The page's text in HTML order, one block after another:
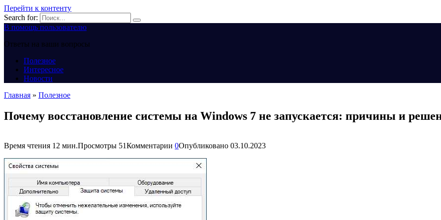
Перейти к контенту
Search for:
В помощь пользователю
Ответы на ваши вопросы
Полезное
Интересное
Новости
Главная » Полезное
Почему восстановление системы на Windows 7 не запускается: причины и
Время чтения 12 мин.Просмотры 51Комментарии 0Опубликовано 03.10.2023